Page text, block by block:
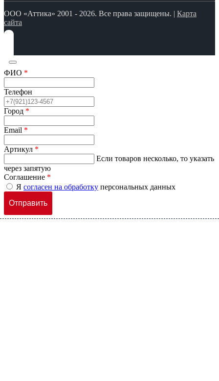
ООО «Аттика» 2001 - 2026. Все права защищены. | Карта
сайта
ФИО *
Телефон
Город *
Email *
Артикул *
Если товаров несколько, то указать
через запятую
Соглашение *
Я согласен на обработку персональных данных